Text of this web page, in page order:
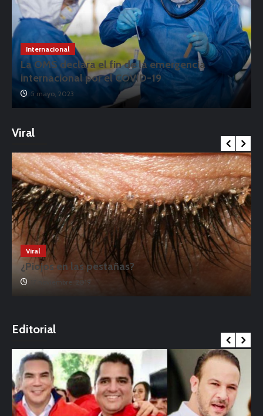
Internacional
La OMS declara el fin de la emergencia
internacional por el COVID-19
5 mayo, 2023
Viral
Viral
¿Piojos en las pestañas?
17 noviembre, 2019
Editorial